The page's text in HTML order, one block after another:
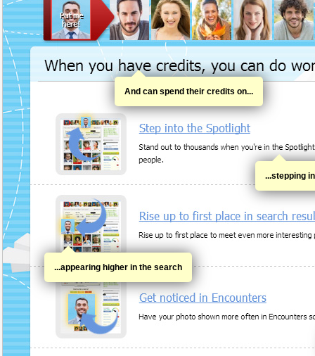
...appearing higher in the search
...stepping
And can spend their credits on...